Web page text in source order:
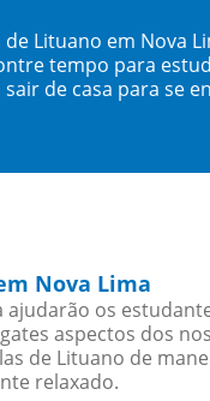
Lituano em Nova
tempo para
de casa para se
Nova Lima
ajudarão os
aspectos dos
de Lituano de
relaxado.